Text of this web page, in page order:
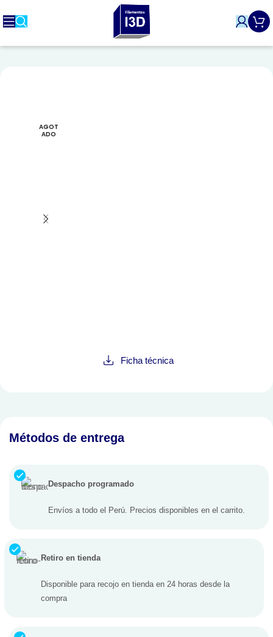
AGOT
ADO
Ficha técnica
Métodos de entrega
Despacho programado
Envíos a todo el Perú. Precios disponibles en el carrito.
Retiro en tienda
Disponible para recojo en tienda en 24 horas desde la
compra